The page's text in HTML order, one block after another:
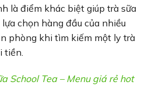
là điểm khác biệt giúp trà sữa
chọn hàng đầu của nhiều
phòng khi tìm kiếm một ly trà
tiền.
School Tea – Menu giá rẻ hot